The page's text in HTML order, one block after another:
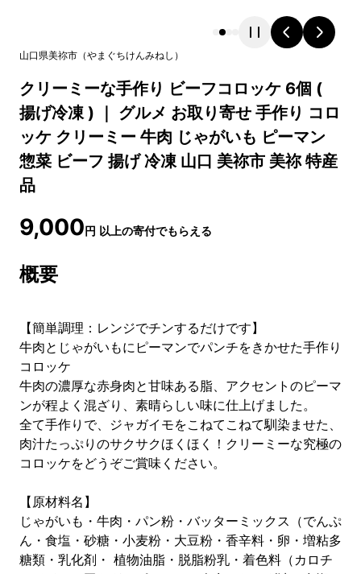
山口県美祢市 （やまぐちけんみねし ）
クリーミーな手作り ビーフコロッケ 6個 (
揚げ冷凍 ) ｜ グルメ お取り寄せ 手作り コロ
ッケ クリーミー 牛肉 じゃがいも ピーマン
惣菜 ビーフ 揚げ 冷凍 山口 美祢市 美祢 特産
品
9,000円 以上の寄付でもらえる
概要
【簡単調理：レンジでチンするだけです】
牛肉とじゃがいもにピーマンでパンチをきかせた手作り
コロッケ
牛肉の濃厚な赤身肉と甘味ある脂、アクセントのピーマ
ンが程よく混ざり、素晴らしい味に仕上げました。
全て手作りで、ジャガイモをこねてこねて馴染ませた、
肉汁たっぷりのサクサクほくほく！クリーミーな究極の
コロッケをどうぞご賞味ください。
【原材料名】
じゃがいも・牛肉・パン粉・バッターミックス（でんぷ
ん・食塩・砂糖・小麦粉・大豆粉・香辛料・卵・増粘多
糖類・乳化剤・ 植物油脂・脱脂粉乳・着色料（カロチ